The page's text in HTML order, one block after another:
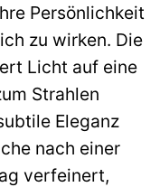
Persönlichkeit
zu wirken. Die
Licht auf eine
Strahlen
Eleganz
nach einer
verfeinert,